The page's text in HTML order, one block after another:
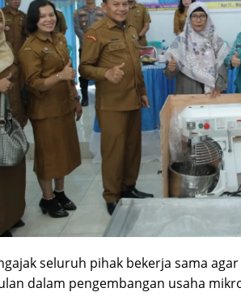
seluruh pihak bekerja sama
dalam pengembangan usaha